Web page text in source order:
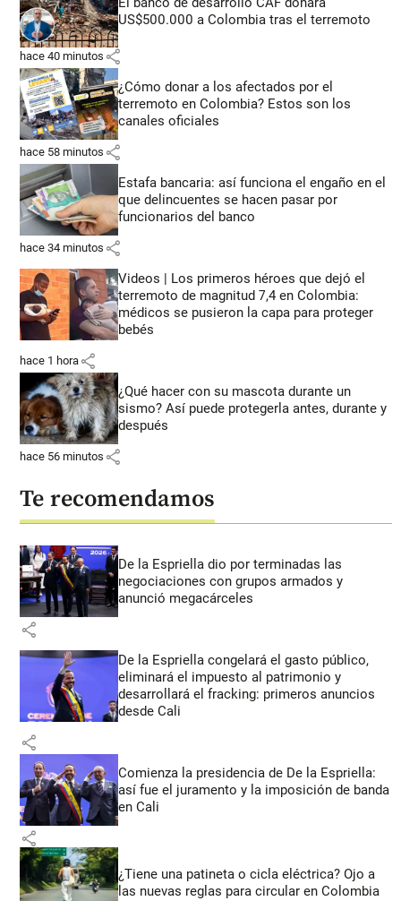
US$500.000 a Colombia tras el terremoto
hace 40 minutos share
¿Cómo donar a los afectados por el
terremoto en Colombia? Estos son los
canales oficiales
hace 58 minutos share
Estafa bancaria: así funciona el engaño en el
que delincuentes se hacen pasar por
funcionarios del banco
hace 34 minutos share
Videos | Los primeros héroes que dejó el
terremoto de magnitud 7,4 en Colombia:
médicos se pusieron la capa para proteger
bebés
hace 1 hora share
¿Qué hacer con su mascota durante un
sismo? Así puede protegerla antes, durante y
después
hace 56 minutos share
Te recomendamos
De la Espriella dio por terminadas las
negociaciones con grupos armados y
anunció megacárceles
share
De la Espriella congelará el gasto público,
eliminará el impuesto al patrimonio y
desarrollará el fracking: primeros anuncios
desde Cali
share
Comienza la presidencia de De la Espriella:
así fue el juramento y la imposición de banda
en Cali
share
¿Tiene una patineta o cicla eléctrica? Ojo a
las nuevas reglas para circular en Colombia